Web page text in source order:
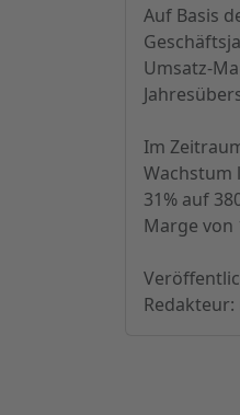
Auf Basis
Umsatz-
Im
Wachstum
31% auf
Marge von
Redakteur: